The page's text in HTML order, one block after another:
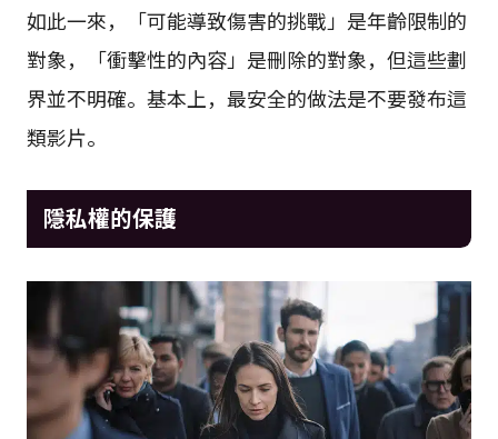
如此一來，「可能導致傷害的挑戰」是年齡限制的
對象，「衝擊性的內容」是刪除的對象，但這些劃
界並不明確。基本上，最安全的做法是不要發布這
類影片。
隱私權的保護